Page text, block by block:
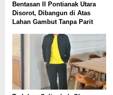
Bentasan II Pontianak Utara
Disorot, Dibangun di Atas
Lahan Gambut Tanpa Parit